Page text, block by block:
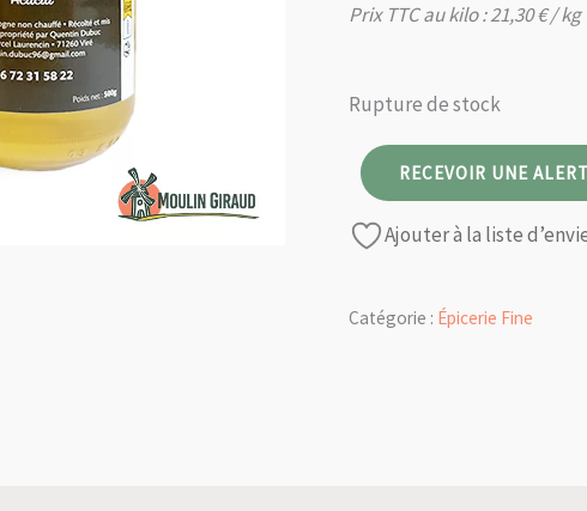
Prix TTC au kilo :21,30€/ kg
Rupture de stock
RECEVOIR UNE
Ajouter à la liste
Catégorie : Épicerie Fine